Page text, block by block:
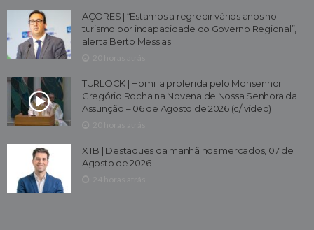
AÇORES | “Estamos a regredir vários anos no
turismo por incapacidade do Governo Regional”,
alerta Berto Messias
TURLOCK | Homilia proferida pelo Monsenhor
Gregório Rocha na Novena de Nossa Senhora da
Assunção – 06 de Agosto de 2026 (c/ vídeo)
XTB | Destaques da manhã nos mercados, 07 de
Agosto de 2026